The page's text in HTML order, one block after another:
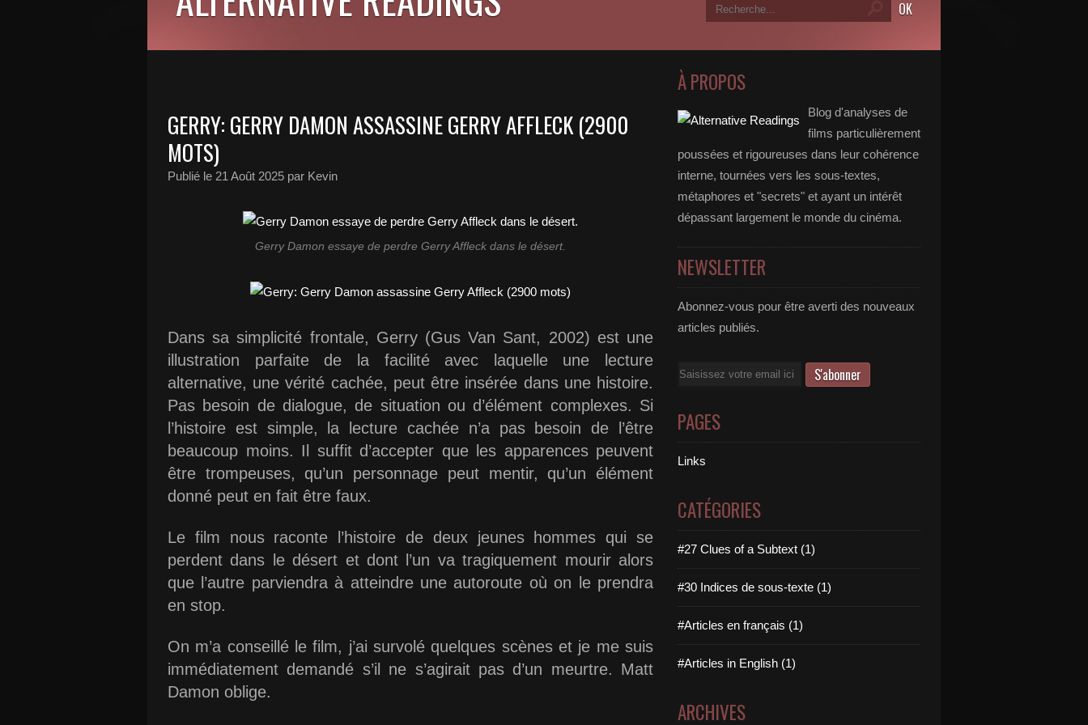
GERRY: GERRY DAMON ASSASSINE GERRY AFFLECK (2900
MOTS)
Publié le 21 Août 2025 par Kevin
Gerry Damon essaye de perdre Gerry Affleck dans le désert.
Dans sa simplicité frontale, Gerry (Gus Van Sant, 2002) est une
illustration parfaite de la facilité avec laquelle une lecture
alternative, une vérité cachée, peut être insérée dans une histoire.
Pas besoin de dialogue, de situation ou d’élément complexes. Si
l’histoire est simple, la lecture cachée n’a pas besoin de l’être
beaucoup moins. Il suffit d’accepter que les apparences peuvent
être trompeuses, qu’un personnage peut mentir, qu’un élément
donné peut en fait être faux.
Le film nous raconte l’histoire de deux jeunes hommes qui se
perdent dans le désert et dont l’un va tragiquement mourir alors
que l’autre parviendra à atteindre une autoroute où on le prendra
en stop.
On m’a conseillé le film, j’ai survolé quelques scènes et je me suis
immédiatement demandé s’il ne s’agirait pas d’un meurtre. Matt
Damon oblige.
À PROPOS
Blog d'analyses de
films particulièrement
poussées et rigoureuses dans leur cohérence
interne, tournées vers les sous-textes,
métaphores et "secrets" et ayant un intérêt
dépassant largement le monde du cinéma.
NEWSLETTER
Abonnez-vous pour être averti des nouveaux
articles publiés.
Email
PAGES
Links
CATÉGORIES
#27 Clues of a Subtext (1)
#30 Indices de sous-texte (1)
#Articles en français (1)
#Articles in English (1)
ARCHIVES